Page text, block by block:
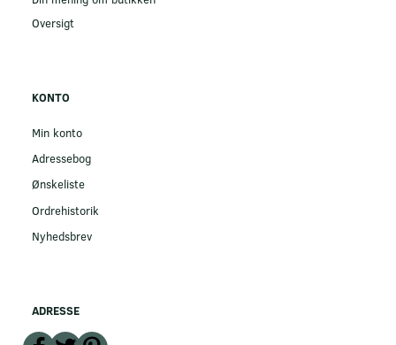
Oversigt
KONTO
Min konto
Adressebog
Ønskeliste
Ordrehistorik
Nyhedsbrev
ADRESSE